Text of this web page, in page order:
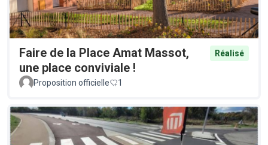
Faire de la Place Amat Massot,
une place conviviale !
Réalisé
Proposition officielle 1